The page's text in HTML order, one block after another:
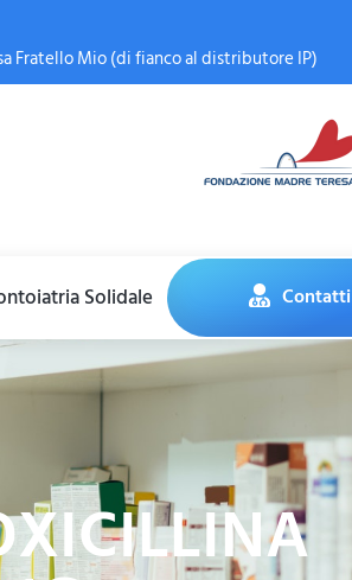
Fratello Mio (di fianco al distributore IP)
Solidale Contatti